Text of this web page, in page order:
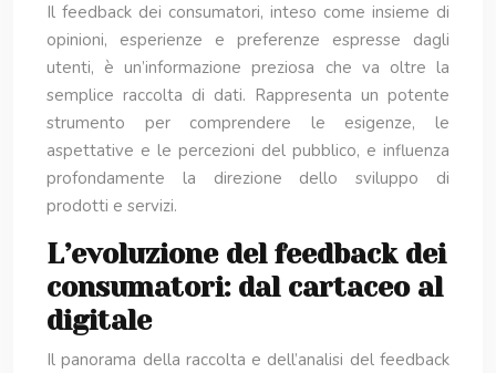
Il feedback dei consumatori, inteso come insieme di
opinioni, esperienze e preferenze espresse dagli
utenti, è un’informazione preziosa che va oltre la
semplice raccolta di dati. Rappresenta un potente
strumento per comprendere le esigenze, le
aspettative e le percezioni del pubblico, e influenza
profondamente la direzione dello sviluppo di
prodotti e servizi.
L’evoluzione del feedback dei
consumatori: dal cartaceo al
digitale
Il panorama della raccolta e dell’analisi del feedback